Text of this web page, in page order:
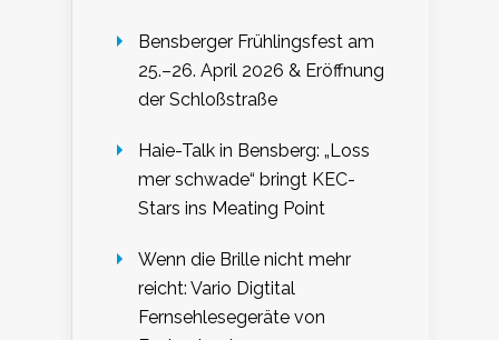
Bensberger Frühlingsfest am
25.–26. April 2026 & Eröffnung
der Schloßstraße
Haie-Talk in Bensberg: „Loss
mer schwade“ bringt KEC-
Stars ins Meating Point
Wenn die Brille nicht mehr
reicht: Vario Digtital
Fernsehlesegeräte von